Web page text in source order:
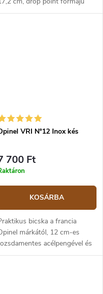
– 7,5 cm. A markolat
VRI N°12 Inox kés
700 Ft
KOSÁRBA
bicska a francia
márkától, 12 cm-es
acélpengével és
készült markolattal, a